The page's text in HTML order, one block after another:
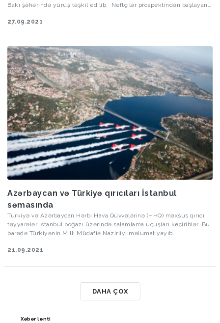
Bakı şəhərində yürüş təşkil edilib. Neftçilər prospektindən başlayan
müharibəsi memorial kompleksi və Zəfər muzeyinədək davam edib.
27.09.2021
Azərbaycan və Türkiyə qırıcıları İstanbul
səmasında
Türkiyə və Azərbaycan Hərbi Hava Qüvvələrinə (HHQ) məxsus qırıcı
təyyarələr İstanbul boğazı üzərində salamlama uçuşları keçiriblər. Bu
barədə Türkiyənin Milli Müdafiə Nazirliyi məlumat yayıb.
21.09.2021
DAHA ÇOX
Xəbər lenti